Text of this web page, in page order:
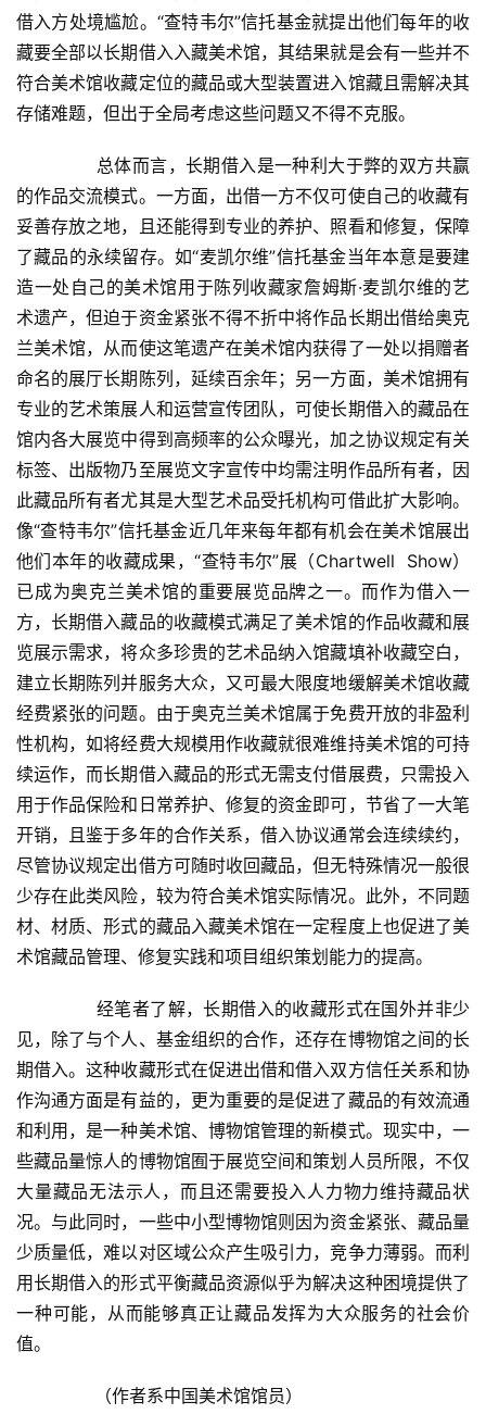
研
究
法
赏
砚
边
夜
话
美
术
图
库
容
易
寫
錯
用
錯
的
繁
體
字
一
百
例
借入方处境尴尬。“查特韦尔”信托基金就提出他们每年的收
藏要全部以长期借入入藏美术馆，其结果就是会有一些并不
符合美术馆收藏定位的藏品或大型装置进入馆藏且需解决其
存储难题，但出于全局考虑这些问题又不得不克服。
的作品交流模式。一方面，出借一方不仅可使自己的收藏有
妥善存放之地，且还能得到专业的养护、照看和修复，保障
了藏品的永续留存。如“麦凯尔维”信托基金当年本意是要建
造一处自己的美术馆用于陈列收藏家詹姆斯·麦凯尔维的艺
术遗产，但迫于资金紧张不得不折中将作品长期出借给奥克
兰美术馆，从而使这笔遗产在美术馆内获得了一处以捐赠者
命名的展厅长期陈列，延续百余年；另一方面，美术馆拥有
专业的艺术策展人和运营宣传团队，可使长期借入的藏品在
馆内各大展览中得到高频率的公众曝光，加之协议规定有关
标签、出版物乃至展览文字宣传中均需注明作品所有者，因
此藏品所有者尤其是大型艺术品受托机构可借此扩大影响。
像“查特韦尔”信托基金近几年来每年都有机会在美术馆展出
他们本年的收藏成果，“查特韦尔”展（Chartwell  Show）
已成为奥克兰美术馆的重要展览品牌之一。而作为借入一
方，长期借入藏品的收藏模式满足了美术馆的作品收藏和展
览展示需求，将众多珍贵的艺术品纳入馆藏填补收藏空白，
建立长期陈列并服务大众，又可最大限度地缓解美术馆收藏
经费紧张的问题。由于奥克兰美术馆属于免费开放的非盈利
性机构，如将经费大规模用作收藏就很难维持美术馆的可持
续运作，而长期借入藏品的形式无需支付借展费，只需投入
用于作品保险和日常养护、修复的资金即可，节省了一大笔
开销，且鉴于多年的合作关系，借入协议通常会连续续约，
尽管协议规定出借方可随时收回藏品，但无特殊情况一般很
少存在此类风险，较为符合美术馆实际情况。此外，不同题
材、材质、形式的藏品入藏美术馆在一定程度上也促进了美
术馆藏品管理、修复实践和项目组织策划能力的提高。
见，除了与个人、基金组织的合作，还存在博物馆之间的长
期借入。这种收藏形式在促进出借和借入双方信任关系和协
作沟通方面是有益的，更为重要的是促进了藏品的有效流通
和利用，是一种美术馆、博物馆管理的新模式。现实中，一
些藏品量惊人的博物馆囿于展览空间和策划人员所限，不仅
大量藏品无法示人，而且还需要投入人力物力维持藏品状
况。与此同时，一些中小型博物馆则因为资金紧张、藏品量
少质量低，难以对区域公众产生吸引力，竞争力薄弱。而利
用长期借入的形式平衡藏品资源似乎为解决这种困境提供了
一种可能，从而能够真正让藏品发挥为大众服务的社会价
值。
  	　　（作者系中国美术馆馆员）